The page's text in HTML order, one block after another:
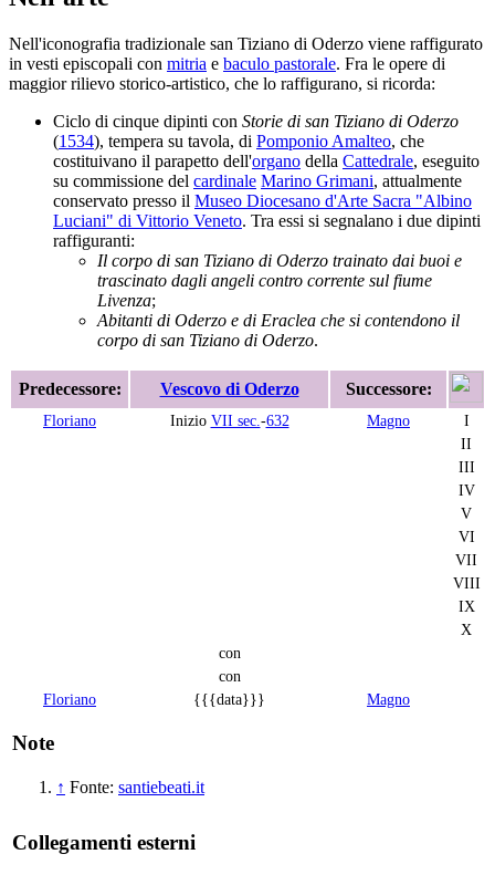
Nell'iconografia tradizionale san Tiziano di Oderzo viene raffigurato
in vesti episcopali con mitria e baculo pastorale. Fra le opere di
maggior rilievo storico-artistico, che lo raffigurano, si ricorda:
Ciclo di cinque dipinti con Storie di san Tiziano di Oderzo
(1534), tempera su tavola, di Pomponio Amalteo, che
costituivano il parapetto dell'organo della Cattedrale, eseguito
su commissione del cardinale Marino Grimani, attualmente
conservato presso il Museo Diocesano d'Arte Sacra "Albino
Luciani" di Vittorio Veneto. Tra essi si segnalano i due dipinti
raffiguranti:
Il corpo di san Tiziano di Oderzo trainato dai buoi e
trascinato dagli angeli contro corrente sul fiume
Livenza;
Abitanti di Oderzo e di Eraclea che si contendono il
corpo di san Tiziano di Oderzo.
Predecessore: Vescovo di Oderzo Successore:
Floriano Inizio VII sec. -632 Magno
I
II
III
IV
V
VI
VII
VIII
IX
X
con
con
Floriano
{{{data}}} Magno
Note
↑ Fonte: santiebeati.it
Collegamenti esterni